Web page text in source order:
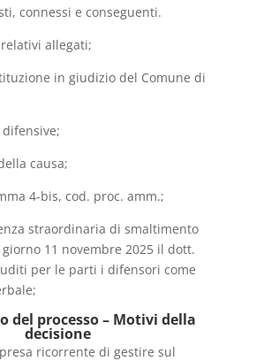
connessi e conseguenti.
allegati;
in giudizio del Comune di
causa;
4-bis, cod. proc. amm.;
straordinaria di smaltimento
11 novembre 2025 il dott.
per le parti i difensori come
del processo – Motivi della
decisione
ricorrente di gestire sul